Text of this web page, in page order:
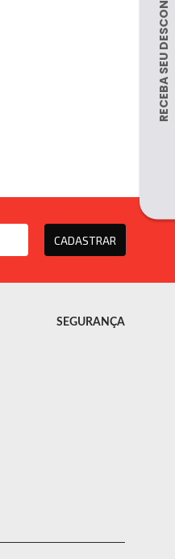
CADASTRAR
SEGURANÇA